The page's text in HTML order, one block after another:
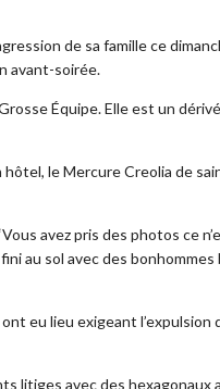
de sa famille ce
avant-soirée.
Équipe. Elle est un dérivé
le Mercure Creolia de
avez pris des photos ce
au sol avec des
eu lieu exigeant l’expulsion
litiges avec des hexagonaux